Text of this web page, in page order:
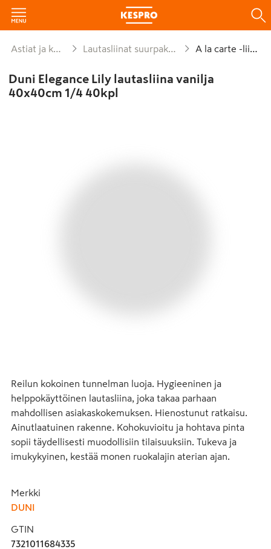
Astiat ja kattaus Lautasliinat suurpakkaukset A la carte -liinat
Duni Elegance Lily lautasliina vanilja
40x40cm 1/4 40kpl
Reilun kokoinen tunnelman luoja. Hygieeninen ja
helppokäyttöinen lautasliina, joka takaa parhaan
mahdollisen asiakaskokemuksen. Hienostunut ratkaisu.
Ainutlaatuinen rakenne. Kohokuvioitu ja hohtava pinta
sopii täydellisesti muodollisiin tilaisuuksiin. Tukeva ja
imukykyinen, kestää monen ruokalajin aterian ajan.
Merkki
DUNI
GTIN
7321011684335